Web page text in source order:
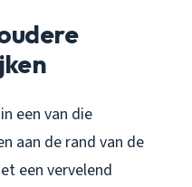
een van die
aan de rand van de
een vervelend